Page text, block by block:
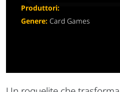
Produttori:
Genere: Card Games